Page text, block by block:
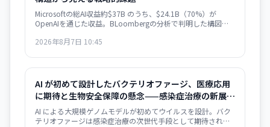
Microsoftの総AI収益約$37B のうち、$24.1B（70%）が
OpenAIを通じた収益。BLoombergの分析で判明した構図
の急務を浮き彫りにします。
2026年8月7日 10:45
AI が初めて設計したバクテリオファージ、医療応用
に期待と生物安全保障の懸念——感染症治療の新展開
とリスク管理の課題
AI による大規模ゲノムモデルが初めてウイルスを設計。バク
テリオファージは感染症治療の次世代手段として期待される